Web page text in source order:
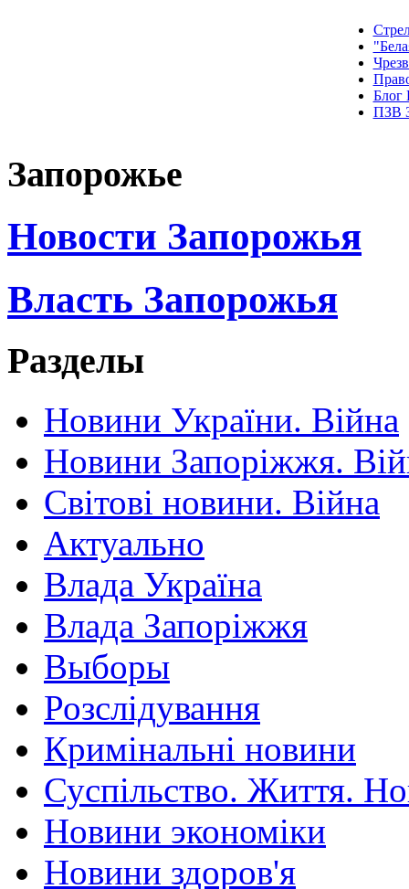
Блог
ПЗВ
Запорожье
Новости Запорожья
Власть Запорожья
Разделы
Новини України. Війна
Новини Запоріжжя.
Світові новини. Війна
Актуально
Влада Україна
Влада Запоріжжя
Выборы
Розслідування
Кримінальні новини
Суспільство. Життя.
Новини экономіки
Новини здоров'я